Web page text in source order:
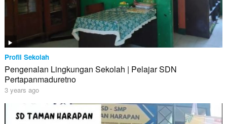
Profil Sekolah
Pengenalan Lingkungan Sekolah | Pelajar SDN
Pertapanmaduretno
3 years ago